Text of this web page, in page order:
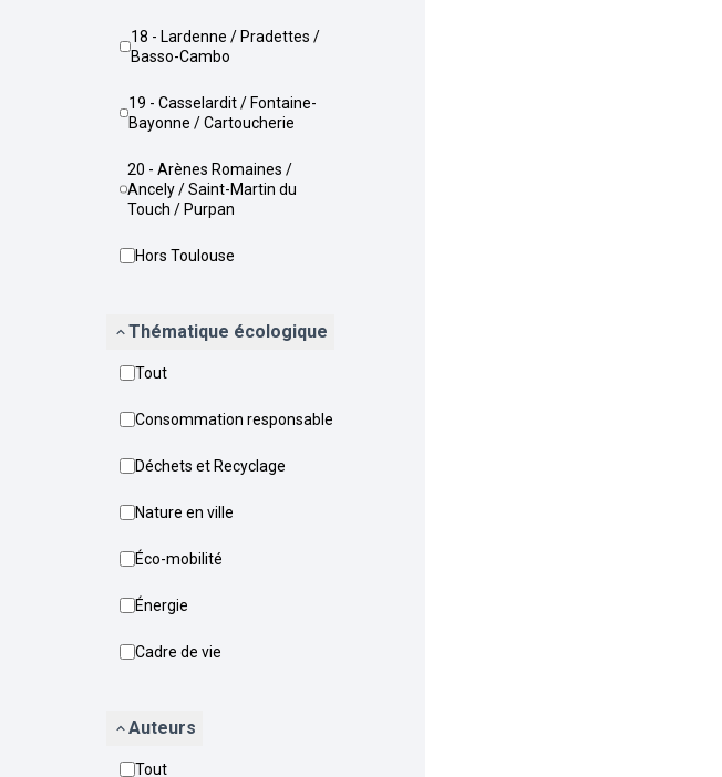
18 - Lardenne / Pradettes /
Basso-Cambo
19 - Casselardit / Fontaine-
Bayonne / Cartoucherie
20 - Arènes Romaines /
Ancely / Saint-Martin du
Touch / Purpan
Hors Toulouse
Thématique écologique
Tout
Consommation responsable
Déchets et Recyclage
Nature en ville
Éco-mobilité
Énergie
Cadre de vie
Auteurs
Tout